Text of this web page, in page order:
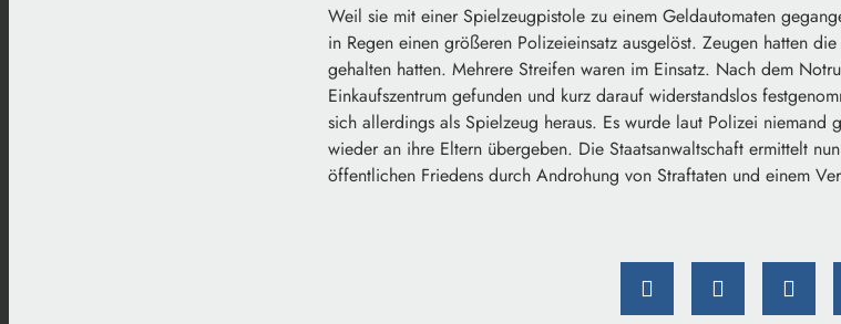
Weil sie mit einer Spielzeugpistole zu einem Geldautomaten
in Regen einen größeren Polizeieinsatz ausgelöst. Zeugen hatten
gehalten hatten. Mehrere Streifen waren im Einsatz. Nach dem
Einkaufszentrum gefunden und kurz darauf widerstandslos
sich allerdings als Spielzeug heraus. Es wurde laut Polizei
wieder an ihre Eltern übergeben. Die Staatsanwaltschaft ermittelt
öffentlichen Friedens durch Androhung von Straftaten und einem